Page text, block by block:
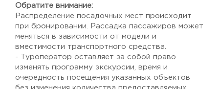
Обратите внимание:
Распределение посадочных мест происходит
при бронировании. Рассадка пассажиров может
меняться в зависимости от модели и
вместимости транспортного средства.
- Туроператор оставляет за собой право
изменять программу экскурсии, время и
очередность посещения указанных объектов